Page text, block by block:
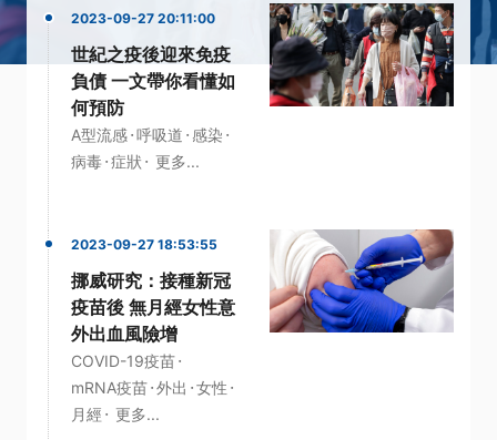
2023-09-27 20:11:00
世紀之疫後迎來免疫
負債 一文帶你看懂如
何預防
A型流感·呼吸道 · 感染 ·
病毒·症狀 · 更多...
2023-09-27 18:53:55
挪威研究：接種新冠
疫苗後 無月經女性意
外出血風險增
COVID-19疫苗·
mRNA疫苗·外出 ·女性 ·
月經 · 更多...